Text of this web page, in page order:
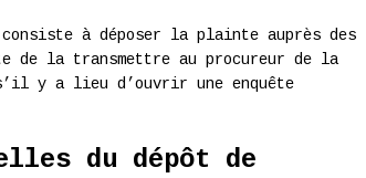
à déposer la plainte auprès des
de la transmettre au procureur de la
y a lieu d’ouvrir une enquête
du dépôt de